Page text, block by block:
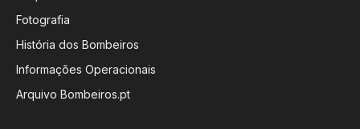
Fotografia
História dos Bombeiros
Informações Operacionais
Arquivo Bombeiros.pt